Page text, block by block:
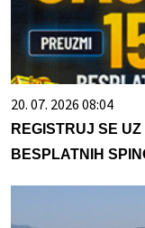
20. 07. 2026 08:04
REGISTRUJ SE
BESPLATNIH